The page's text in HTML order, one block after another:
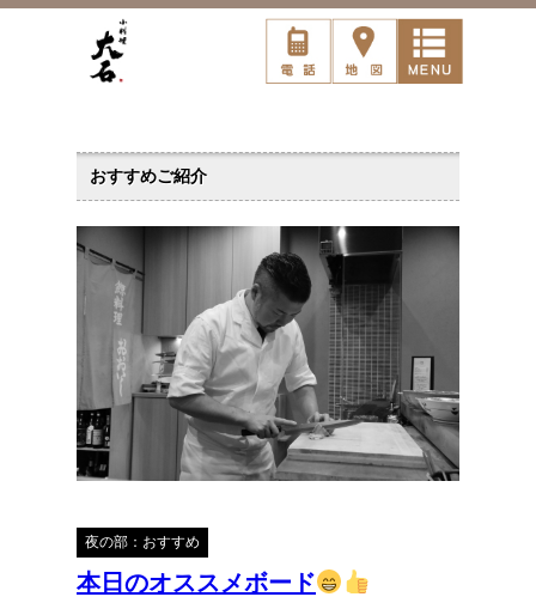
おすすめご紹介
夜の部：おすすめ
本日のオススメボード